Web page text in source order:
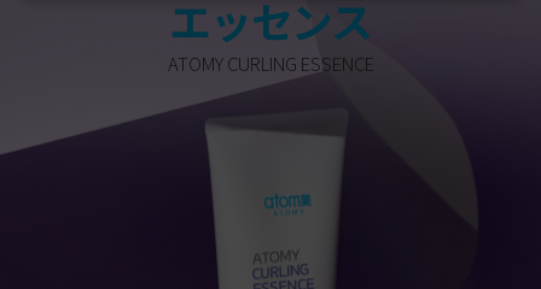
エッセンス
ATOMY CURLING ESSENCE